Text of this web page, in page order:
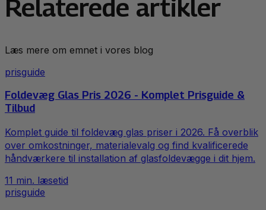
Relaterede artikler
Læs mere om emnet i vores blog
prisguide
Foldevæg Glas Pris 2026 - Komplet Prisguide &
Tilbud
Komplet guide til foldevæg glas priser i 2026. Få overblik
over omkostninger, materialevalg og find kvalificerede
håndværkere til installation af glasfoldevægge i dit hjem.
11 min. læsetid
prisguide